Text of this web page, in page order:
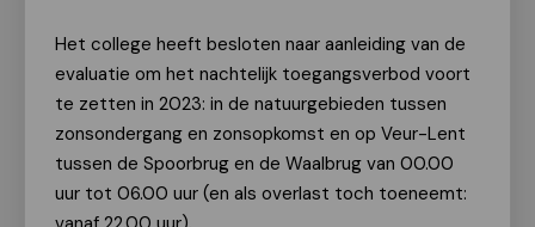
Het college heeft besloten naar aanleiding van de
evaluatie om het nachtelijk toegangsverbod voort
te zetten in 2023: in de natuurgebieden tussen
zonsondergang en zonsopkomst en op Veur-Lent
tussen de Spoorbrug en de Waalbrug van 00.00
uur tot 06.00 uur (en als overlast toch toeneemt: